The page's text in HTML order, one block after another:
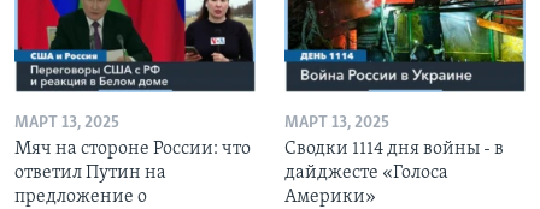
МАРТ 13, 2025
Мяч на стороне России: что
ответил Путин на
предложение о
МАРТ 13, 2025
Сводки 1114 дня войны - в
дайджесте «Голоса
Америки»